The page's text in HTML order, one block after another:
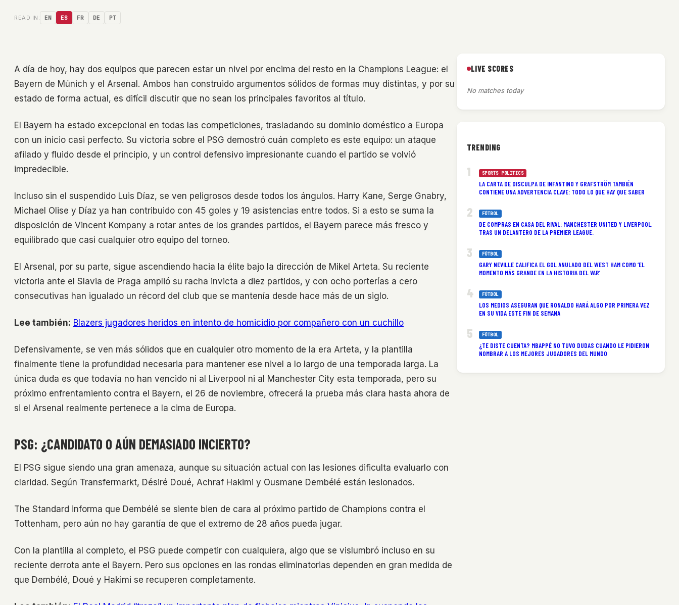
READ IN: EN ES FR DE PT
A día de hoy, hay dos equipos que parecen estar un nivel por encima del resto en la Champions League: el
Bayern de Múnich y el Arsenal. Ambos han construido argumentos sólidos de formas muy distintas, y por su
estado de forma actual, es difícil discutir que no sean los principales favoritos al título.
El Bayern ha estado excepcional en todas las competiciones, trasladando su dominio doméstico a Europa
con un inicio casi perfecto. Su victoria sobre el PSG demostró cuán completo es este equipo: un ataque
afilado y fluido desde el principio, y un control defensivo impresionante cuando el partido se volvió
impredecible.
Incluso sin el suspendido Luis Díaz, se ven peligrosos desde todos los ángulos. Harry Kane, Serge Gnabry,
Michael Olise y Díaz ya han contribuido con 45 goles y 19 asistencias entre todos. Si a esto se suma la
disposición de Vincent Kompany a rotar antes de los grandes partidos, el Bayern parece más fresco y
equilibrado que casi cualquier otro equipo del torneo.
El Arsenal, por su parte, sigue ascendiendo hacia la élite bajo la dirección de Mikel Arteta. Su reciente
victoria ante el Slavia de Praga amplió su racha invicta a diez partidos, y con ocho porterías a cero
consecutivas han igualado un récord del club que se mantenía desde hace más de un siglo.
Lee también: Blazers jugadores heridos en intento de homicidio por compañero con un cuchillo
Defensivamente, se ven más sólidos que en cualquier otro momento de la era Arteta, y la plantilla
finalmente tiene la profundidad necesaria para mantener ese nivel a lo largo de una temporada larga. La
única duda es que todavía no han vencido ni al Liverpool ni al Manchester City esta temporada, pero su
próximo enfrentamiento contra el Bayern, el 26 de noviembre, ofrecerá la prueba más clara hasta ahora de
si el Arsenal realmente pertenece a la cima de Europa.
PSG: ¿CANDIDATO O AÚN DEMASIADO INCIERTO?
El PSG sigue siendo una gran amenaza, aunque su situación actual con las lesiones dificulta evaluarlo con
claridad. Según Transfermarkt, Désiré Doué, Achraf Hakimi y Ousmane Dembélé están lesionados.
The Standard informa que Dembélé se siente bien de cara al próximo partido de Champions contra el
Tottenham, pero aún no hay garantía de que el extremo de 28 años pueda jugar.
Con la plantilla al completo, el PSG puede competir con cualquiera, algo que se vislumbró incluso en su
reciente derrota ante el Bayern. Pero sus opciones en las rondas eliminatorias dependen en gran medida de
que Dembélé, Doué y Hakimi se recuperen completamente.
LIVE SCORES
No matches today
TRENDING
SPORTS POLITICS
LA CARTA DE DISCULPA DE INFANTINO Y GRAFSTRÖM TAMBIÉN
CONTIENE UNA ADVERTENCIA CLAVE: TODO LO QUE HAY QUE SABER
FÚTBOL
DE COMPRAS EN CASA DEL RIVAL: MANCHESTER UNITED Y LIVERPOOL,
TRAS UN DELANTERO DE LA PREMIER LEAGUE.
FÚTBOL
GARY NEVILLE CALIFICA EL GOL ANULADO DEL WEST HAM COMO ‘EL
MOMENTO MÁS GRANDE EN LA HISTORIA DEL VAR’
FÚTBOL
LOS MEDIOS ASEGURAN QUE RONALDO HARÁ ALGO POR PRIMERA VEZ
EN SU VIDA ESTE FIN DE SEMANA
FÚTBOL
¿TE DISTE CUENTA? MBAPPÉ NO TUVO DUDAS CUANDO LE PIDIERON
NOMBRAR A LOS MEJORES JUGADORES DEL MUNDO